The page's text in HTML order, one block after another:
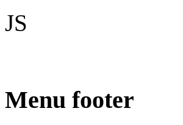
JS
Menu footer